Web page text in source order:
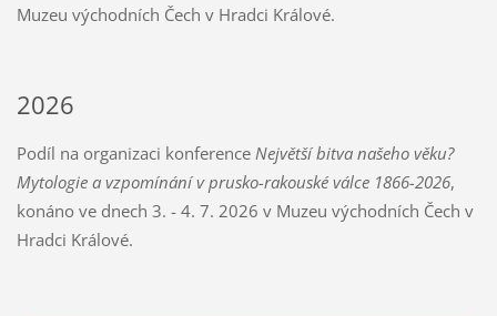
Muzeu východních Čech v Hradci Králové.
2026
Podíl na organizaci konference Největší bitva našeho věku?
Mytologie a vzpomínání v prusko-rakouské válce 1866-2026,
konáno ve dnech 3. - 4. 7. 2026 v Muzeu východních Čech v
Hradci Králové.